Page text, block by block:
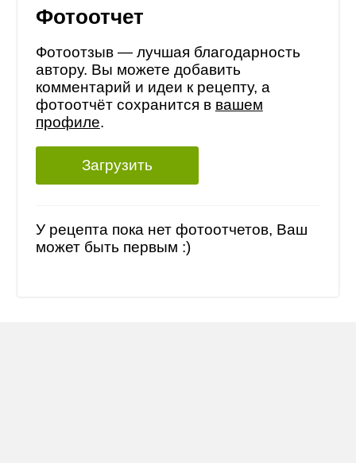
Фотоотчет
Фотоотзыв — лучшая благодарность
автору. Вы можете добавить
комментарий и идеи к рецепту, а
фотоотчёт сохранится в вашем
профиле.
Загрузить
У рецепта пока нет фотоотчетов, Ваш
может быть первым :)